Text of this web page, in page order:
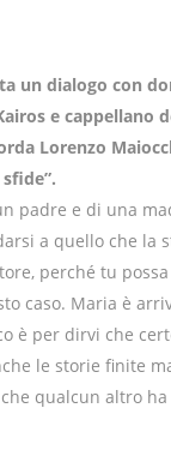
un dialogo con
e cappellano
Lorenzo
padre e di una
a quello che la
perché tu
caso. Maria è
è per dirvi che
le storie finite
qualcun altro